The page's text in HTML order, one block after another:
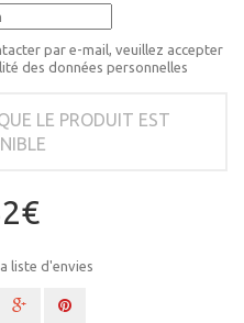
par e-mail, veuillez accepter
des données personnelles
LE PRODUIT EST
liste d'envies